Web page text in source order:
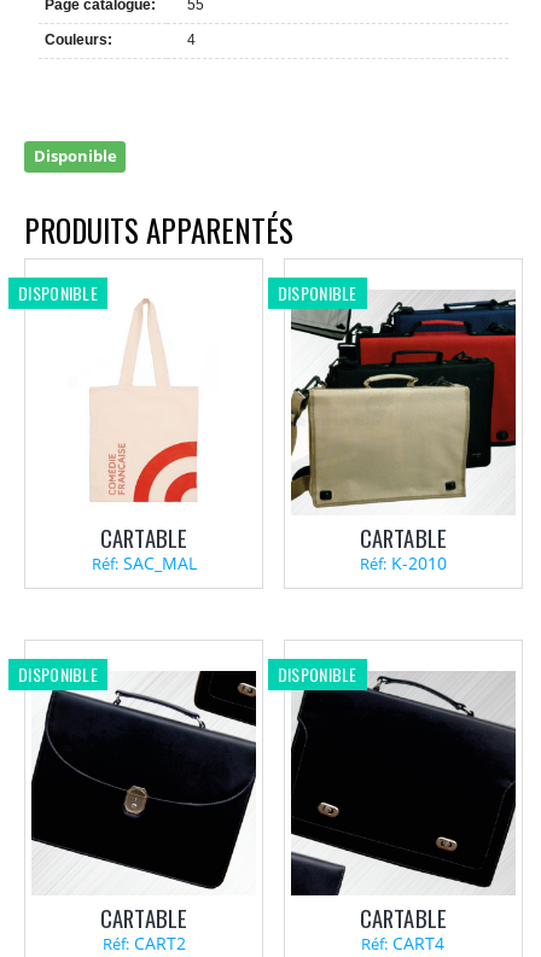
Page catalogue:
55
Couleurs: 4
Disponible
PRODUITS APPARENTÉS
CARTABLE
Réf:SAC_MAL
DISPONIBLE
CARTABLE
Réf:K-2010
DISPONIBLE
CARTABLE
Réf:CART2
DISPONIBLE
CARTABLE
Réf: CART4
DISPONIBLE